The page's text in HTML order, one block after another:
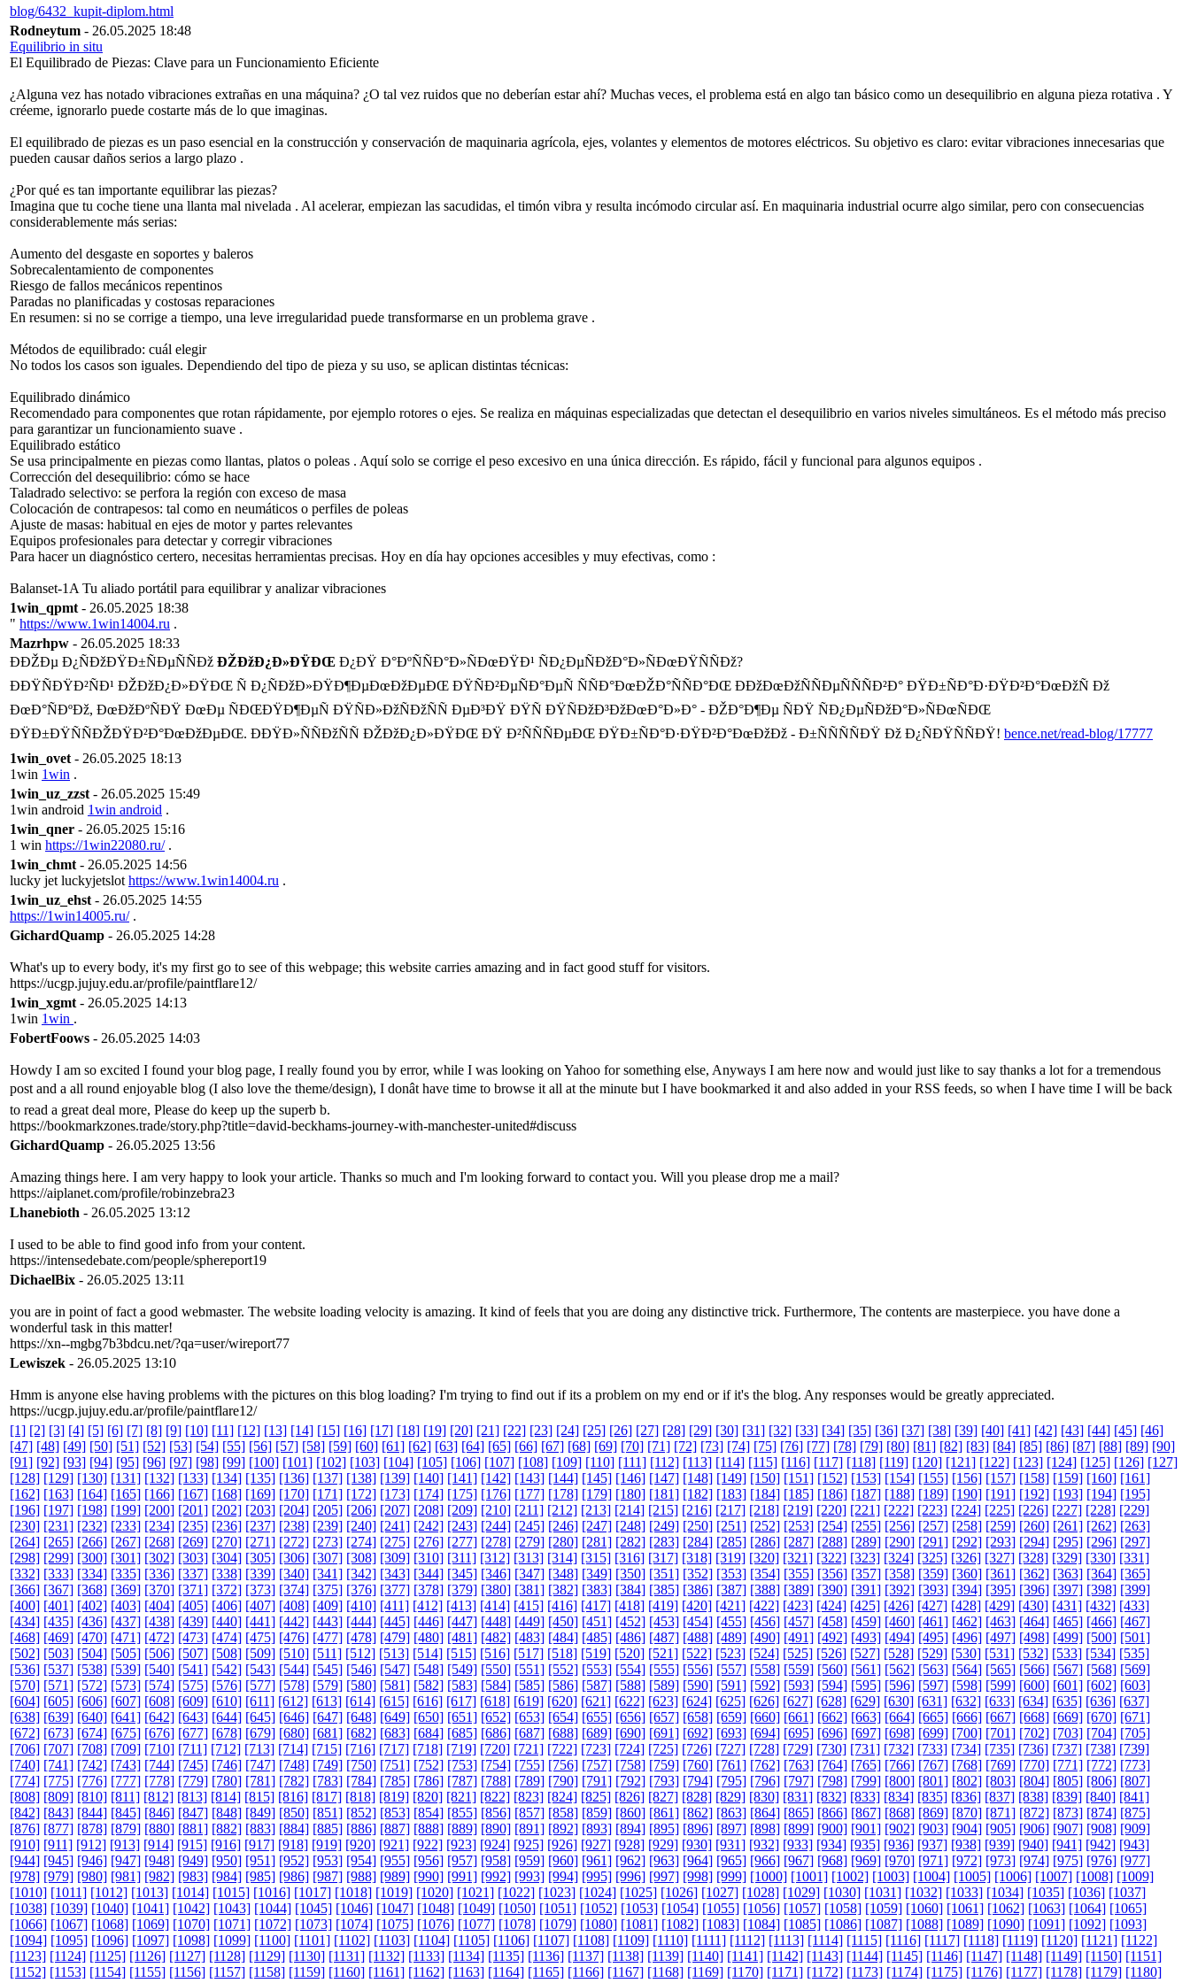
blog/6432_kupit-diplom.html
Rodneytum - 26.05.2025 18:48
Equilibrio in situ
El Equilibrado de Piezas: Clave para un Funcionamiento Eficiente
¿Alguna vez has notado vibraciones extrañas en una máquina? ¿O tal vez ruidos que no deberían estar ahí? Muchas veces, el problema está en algo tan básico como un desequilibrio en alguna pieza rotativa . Y
créeme, ignorarlo puede costarte más de lo que imaginas.
El equilibrado de piezas es un paso esencial en la construcción y conservación de maquinaria agrícola, ejes, volantes y elementos de motores eléctricos. Su objetivo es claro: evitar vibraciones innecesarias que
pueden causar daños serios a largo plazo .
¿Por qué es tan importante equilibrar las piezas?
Imagina que tu coche tiene una llanta mal nivelada . Al acelerar, empiezan las sacudidas, el timón vibra y resulta incómodo circular así. En maquinaria industrial ocurre algo similar, pero con consecuencias
considerablemente más serias:
Aumento del desgaste en soportes y baleros
Sobrecalentamiento de componentes
Riesgo de fallos mecánicos repentinos
Paradas no planificadas y costosas reparaciones
En resumen: si no se corrige a tiempo, una leve irregularidad puede transformarse en un problema grave .
Métodos de equilibrado: cuál elegir
No todos los casos son iguales. Dependiendo del tipo de pieza y su uso, se aplican distintas técnicas:
Equilibrado dinámico
Recomendado para componentes que rotan rápidamente, por ejemplo rotores o ejes. Se realiza en máquinas especializadas que detectan el desequilibrio en varios niveles simultáneos. Es el método más preciso
para garantizar un funcionamiento suave .
Equilibrado estático
Se usa principalmente en piezas como llantas, platos o poleas . Aquí solo se corrige el peso excesivo en una única dirección. Es rápido, fácil y funcional para algunos equipos .
Corrección del desequilibrio: cómo se hace
Taladrado selectivo: se perfora la región con exceso de masa
Colocación de contrapesos: tal como en neumáticos o perfiles de poleas
Ajuste de masas: habitual en ejes de motor y partes relevantes
Equipos profesionales para detectar y corregir vibraciones
Para hacer un diagnóstico certero, necesitas herramientas precisas. Hoy en día hay opciones accesibles y muy efectivas, como :
Balanset-1A Tu aliado portátil para equilibrar y analizar vibraciones
1win_qpmt - 26.05.2025 18:38
" https://www.1win14004.ru .
Mazrhpw - 26.05.2025 18:33
ÐÐŽÐµ Ð¿ÑÐžÐŸÐ±ÑÐµÑÑÐž ÐŽÐžÐ¿Ð»ÐŸÐŒ Ð¿ÐŸ Ð°ÐºÑÑÐ°Ð»ÑÐœÐŸÐ¹ ÑÐ¿ÐµÑÐžÐ°Ð»ÑÐœÐŸÑÑÐž?
ÐÐŸÑÐŸÐ²ÑÐ¹ ÐŽÐžÐ¿Ð»ÐŸÐŒ Ñ Ð¿ÑÐžÐ»ÐŸÐ¶ÐµÐœÐžÐµÐŒ ÐŸÑÐ²ÐµÑÐ°ÐµÑ ÑÑÐ°ÐœÐŽÐ°ÑÑÐ°ÐŒ ÐÐžÐœÐžÑÑÐµÑÑÑÐ²Ð° ÐŸÐ±ÑÐ°Ð·ÐŸÐ²Ð°ÐœÐžÑ Ðž
ÐœÐ°ÑÐºÐž, ÐœÐžÐºÑÐŸ ÐœÐµ ÑÐŒÐŸÐ¶ÐµÑ ÐŸÑÐ»ÐžÑÐžÑÑ ÐµÐ³ÐŸ ÐŸÑ ÐŸÑÐžÐ³ÐžÐœÐ°Ð»Ð° - ÐŽÐ°Ð¶Ðµ ÑÐŸ ÑÐ¿ÐµÑÐžÐ°Ð»ÑÐœÑÐŒ
ÐŸÐ±ÐŸÑÑÐŽÐŸÐ²Ð°ÐœÐžÐµÐŒ. ÐÐŸÐ»ÑÑÐžÑÑ ÐŽÐžÐ¿Ð»ÐŸÐŒ ÐŸ Ð²ÑÑÑÐµÐŒ ÐŸÐ±ÑÐ°Ð·ÐŸÐ²Ð°ÐœÐžÐž - Ð±ÑÑÑÑÐŸ Ðž Ð¿ÑÐŸÑÑÐŸ! bence.net/read-blog/17777
1win_ovet - 26.05.2025 18:13
1win 1win .
1win_uz_zzst - 26.05.2025 15:49
1win android 1win android .
1win_qner - 26.05.2025 15:16
1 win https://1win22080.ru/.
1win_chmt - 26.05.2025 14:56
lucky jet luckyjetslot https://www.1win14004.ru .
1win_uz_ehst - 26.05.2025 14:55
https://1win14005.ru/.
GichardQuamp - 26.05.2025 14:28
What's up to every body, it's my first go to see of this webpage; this website carries amazing and in fact good stuff for visitors.
https://ucgp.jujuy.edu.ar/profile/paintflare12/
1win_xgmt - 26.05.2025 14:13
1win 1win .
FobertFoows - 26.05.2025 14:03
Howdy I am so excited I found your blog page, I really found you by error, while I was looking on Yahoo for something else, Anyways I am here now and would just like to say thanks a lot for a tremendous
post and a all round enjoyable blog (I also love the theme/design), I donât have time to browse it all at the minute but I have bookmarked it and also added in your RSS feeds, so when I have time I will be back
to read a great deal more, Please do keep up the superb b.
https://bookmarkzones.trade/story.php?title=david-beckhams-journey-with-manchester-united#discuss
GichardQuamp - 26.05.2025 13:56
Amazing things here. I am very happy to look your article. Thanks so much and I'm looking forward to contact you. Will you please drop me a mail?
https://aiplanet.com/profile/robinzebra23
Lhanebioth - 26.05.2025 13:12
I used to be able to find good info from your content.
https://intensedebate.com/people/sphereport19
DichaelBix - 26.05.2025 13:11
you are in point of fact a good webmaster. The website loading velocity is amazing. It kind of feels that you are doing any distinctive trick. Furthermore, The contents are masterpiece. you have done a
wonderful task in this matter!
https://xn--mgbg7b3bdcu.net/?qa=user/wireport77
Lewiszek - 26.05.2025 13:10
Hmm is anyone else having problems with the pictures on this blog loading? I'm trying to find out if its a problem on my end or if it's the blog. Any responses would be greatly appreciated.
https://ucgp.jujuy.edu.ar/profile/paintflare12/
[1] [2] [3] [4] [5] [6] [7] [8] [9] [10] [11] [12] [13] [14] [15] [16] [17] [18] [19] [20] [21] [22] [23] [24] [25] [26] [27] [28] [29] [30] [31] [32] [33] [34] [35] [36] [37] [38] [39] [40] [41] [42] [43] [44] [45] [46]
[47] [48] [49] [50] [51] [52] [53] [54] [55] [56] [57] [58] [59] [60] [61] [62] [63] [64] [65] [66] [67] [68] [69] [70] [71] [72] [73] [74] [75] [76] [77] [78] [79] [80] [81] [82] [83] [84] [85] [86] [87] [88] [89] [90]
[91] [92] [93] [94] [95] [96] [97] [98] [99] [100] [101] [102] [103] [104] [105] [106] [107] [108] [109] [110] [111] [112] [113] [114] [115] [116] [117] [118] [119] [120] [121] [122] [123] [124] [125] [126] [127]
[128] [129] [130] [131] [132] [133] [134] [135] [136] [137] [138] [139] [140] [141] [142] [143] [144] [145] [146] [147] [148] [149] [150] [151] [152] [153] [154] [155] [156] [157] [158] [159] [160] [161]
[162] [163] [164] [165] [166] [167] [168] [169] [170] [171] [172] [173] [174] [175] [176] [177] [178] [179] [180] [181] [182] [183] [184] [185] [186] [187] [188] [189] [190] [191] [192] [193] [194] [195]
[196] [197] [198] [199] [200] [201] [202] [203] [204] [205] [206] [207] [208] [209] [210] [211] [212] [213] [214] [215] [216] [217] [218] [219] [220] [221] [222] [223] [224] [225] [226] [227] [228] [229]
[230] [231] [232] [233] [234] [235] [236] [237] [238] [239] [240] [241] [242] [243] [244] [245] [246] [247] [248] [249] [250] [251] [252] [253] [254] [255] [256] [257] [258] [259] [260] [261] [262] [263]
[264] [265] [266] [267] [268] [269] [270] [271] [272] [273] [274] [275] [276] [277] [278] [279] [280] [281] [282] [283] [284] [285] [286] [287] [288] [289] [290] [291] [292] [293] [294] [295] [296] [297]
[298] [299] [300] [301] [302] [303] [304] [305] [306] [307] [308] [309] [310] [311] [312] [313] [314] [315] [316] [317] [318] [319] [320] [321] [322] [323] [324] [325] [326] [327] [328] [329] [330] [331]
[332] [333] [334] [335] [336] [337] [338] [339] [340] [341] [342] [343] [344] [345] [346] [347] [348] [349] [350] [351] [352] [353] [354] [355] [356] [357] [358] [359] [360] [361] [362] [363] [364] [365]
[366] [367] [368] [369] [370] [371] [372] [373] [374] [375] [376] [377] [378] [379] [380] [381] [382] [383] [384] [385] [386] [387] [388] [389] [390] [391] [392] [393] [394] [395] [396] [397] [398] [399]
[400] [401] [402] [403] [404] [405] [406] [407] [408] [409] [410] [411] [412] [413] [414] [415] [416] [417] [418] [419] [420] [421] [422] [423] [424] [425] [426] [427] [428] [429] [430] [431] [432] [433]
[434] [435] [436] [437] [438] [439] [440] [441] [442] [443] [444] [445] [446] [447] [448] [449] [450] [451] [452] [453] [454] [455] [456] [457] [458] [459] [460] [461] [462] [463] [464] [465] [466] [467]
[468] [469] [470] [471] [472] [473] [474] [475] [476] [477] [478] [479] [480] [481] [482] [483] [484] [485] [486] [487] [488] [489] [490] [491] [492] [493] [494] [495] [496] [497] [498] [499] [500] [501]
[502] [503] [504] [505] [506] [507] [508] [509] [510] [511] [512] [513] [514] [515] [516] [517] [518] [519] [520] [521] [522] [523] [524] [525] [526] [527] [528] [529] [530] [531] [532] [533] [534] [535]
[536] [537] [538] [539] [540] [541] [542] [543] [544] [545] [546] [547] [548] [549] [550] [551] [552] [553] [554] [555] [556] [557] [558] [559] [560] [561] [562] [563] [564] [565] [566] [567] [568] [569]
[570] [571] [572] [573] [574] [575] [576] [577] [578] [579] [580] [581] [582] [583] [584] [585] [586] [587] [588] [589] [590] [591] [592] [593] [594] [595] [596] [597] [598] [599] [600] [601] [602] [603]
[604] [605] [606] [607] [608] [609] [610] [611] [612] [613] [614] [615] [616] [617] [618] [619] [620] [621] [622] [623] [624] [625] [626] [627] [628] [629] [630] [631] [632] [633] [634] [635] [636] [637]
[638] [639] [640] [641] [642] [643] [644] [645] [646] [647] [648] [649] [650] [651] [652] [653] [654] [655] [656] [657] [658] [659] [660] [661] [662] [663] [664] [665] [666] [667] [668] [669] [670] [671]
[672] [673] [674] [675] [676] [677] [678] [679] [680] [681] [682] [683] [684] [685] [686] [687] [688] [689] [690] [691] [692] [693] [694] [695] [696] [697] [698] [699] [700] [701] [702] [703] [704] [705]
[706] [707] [708] [709] [710] [711] [712] [713] [714] [715] [716] [717] [718] [719] [720] [721] [722] [723] [724] [725] [726] [727] [728] [729] [730] [731] [732] [733] [734] [735] [736] [737] [738] [739]
[740] [741] [742] [743] [744] [745] [746] [747] [748] [749] [750] [751] [752] [753] [754] [755] [756] [757] [758] [759] [760] [761] [762] [763] [764] [765] [766] [767] [768] [769] [770] [771] [772] [773]
[774] [775] [776] [777] [778] [779] [780] [781] [782] [783] [784] [785] [786] [787] [788] [789] [790] [791] [792] [793] [794] [795] [796] [797] [798] [799] [800] [801] [802] [803] [804] [805] [806] [807]
[808] [809] [810] [811] [812] [813] [814] [815] [816] [817] [818] [819] [820] [821] [822] [823] [824] [825] [826] [827] [828] [829] [830] [831] [832] [833] [834] [835] [836] [837] [838] [839] [840] [841]
[842] [843] [844] [845] [846] [847] [848] [849] [850] [851] [852] [853] [854] [855] [856] [857] [858] [859] [860] [861] [862] [863] [864] [865] [866] [867] [868] [869] [870] [871] [872] [873] [874] [875]
[876] [877] [878] [879] [880] [881] [882] [883] [884] [885] [886] [887] [888] [889] [890] [891] [892] [893] [894] [895] [896] [897] [898] [899] [900] [901] [902] [903] [904] [905] [906] [907] [908] [909]
[910] [911] [912] [913] [914] [915] [916] [917] [918] [919] [920] [921] [922] [923] [924] [925] [926] [927] [928] [929] [930] [931] [932] [933] [934] [935] [936] [937] [938] [939] [940] [941] [942] [943]
[944] [945] [946] [947] [948] [949] [950] [951] [952] [953] [954] [955] [956] [957] [958] [959] [960] [961] [962] [963] [964] [965] [966] [967] [968] [969] [970] [971] [972] [973] [974] [975] [976] [977]
[978] [979] [980] [981] [982] [983] [984] [985] [986] [987] [988] [989] [990] [991] [992] [993] [994] [995] [996] [997] [998] [999] [1000] [1001] [1002] [1003] [1004] [1005] [1006] [1007] [1008] [1009]
[1010] [1011] [1012] [1013] [1014] [1015] [1016] [1017] [1018] [1019] [1020] [1021] [1022] [1023] [1024] [1025] [1026] [1027] [1028] [1029] [1030] [1031] [1032] [1033] [1034] [1035] [1036] [1037]
[1038] [1039] [1040] [1041] [1042] [1043] [1044] [1045] [1046] [1047] [1048] [1049] [1050] [1051] [1052] [1053] [1054] [1055] [1056] [1057] [1058] [1059] [1060] [1061] [1062] [1063] [1064] [1065]
[1066] [1067] [1068] [1069] [1070] [1071] [1072] [1073] [1074] [1075] [1076] [1077] [1078] [1079] [1080] [1081] [1082] [1083] [1084] [1085] [1086] [1087] [1088] [1089] [1090] [1091] [1092] [1093]
[1094] [1095] [1096] [1097] [1098] [1099] [1100] [1101] [1102] [1103] [1104] [1105] [1106] [1107] [1108] [1109] [1110] [1111] [1112] [1113] [1114] [1115] [1116] [1117] [1118] [1119] [1120] [1121] [1122]
[1123] [1124] [1125] [1126] [1127] [1128] [1129] [1130] [1131] [1132] [1133] [1134] [1135] [1136] [1137] [1138] [1139] [1140] [1141] [1142] [1143] [1144] [1145] [1146] [1147] [1148] [1149] [1150] [1151]
[1152] [1153] [1154] [1155] [1156] [1157] [1158] [1159] [1160] [1161] [1162] [1163] [1164] [1165] [1166] [1167] [1168] [1169] [1170] [1171] [1172] [1173] [1174] [1175] [1176] [1177] [1178] [1179] [1180]